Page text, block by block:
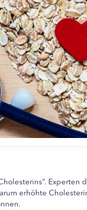
Experten
erhöhte